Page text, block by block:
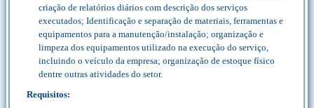
criação de relatórios diários com descrição dos serviços
executados; Identificação e separação de materiais, ferramentas e
equipamentos para a manutenção/instalação; organização e
limpeza dos equipamentos utilizado na execução do serviço,
incluindo o veículo da empresa; organização de estoque físico
dentre outras atividades do setor.
Requisitos: